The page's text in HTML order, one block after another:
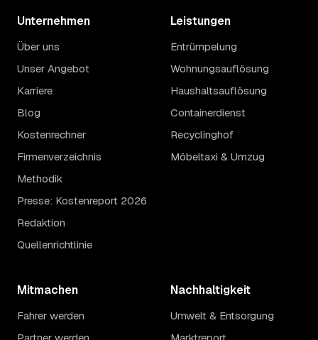
Unternehmen
Über uns
Unser Angebot
Karriere
Blog
Kostenrechner
Firmenverzeichnis
Methodik
Presse: Kostenreport 2026
Redaktion
Quellenrichtlinie
Leistungen
Entrümpelung
Wohnungsauflösung
Haushaltsauflösung
Containerdienst
Recyclinghof
Möbeltaxi & Umzug
Mitmachen
Fahrer werden
Nachhaltigkeit
Umwelt & Entsorgung